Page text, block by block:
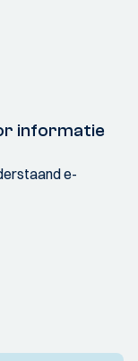
informatie
e-